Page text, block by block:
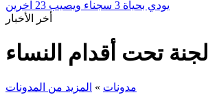
يودي بحياة 3 سجناء ويصيب 23 آخرين
أخر الأخبار
الجنة تحت أقدام النساء
مدونات » المزيد من المدونات